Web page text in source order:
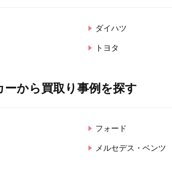
ダイハツ
トヨタ
ーから買取り事例を探す
フォード
メルセデス・ベンツ